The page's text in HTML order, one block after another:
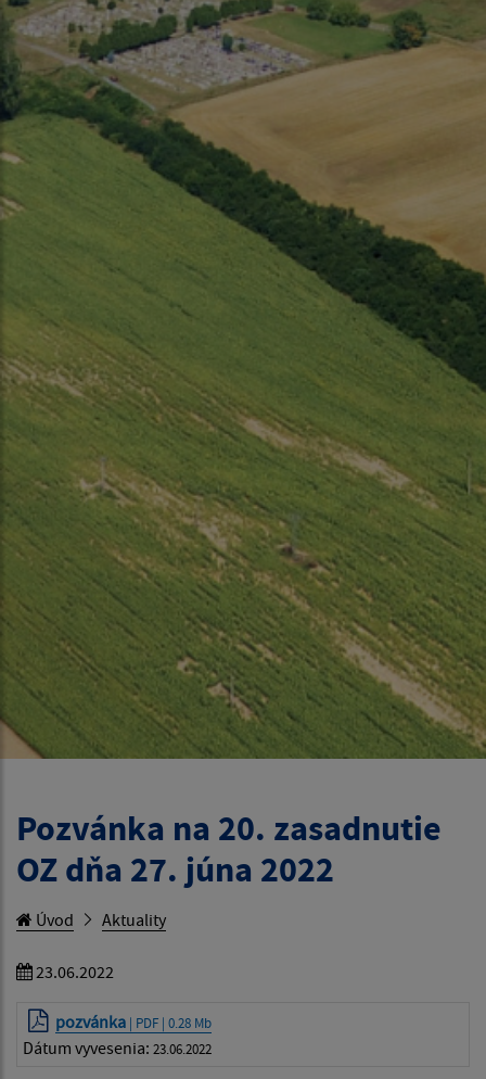
Pozvánka na 20. zasadnutie
OZ dňa 27. júna 2022
Úvod Aktuality
23.06.2022
pozvánka | PDF | 0.28 Mb
Dátum vyvesenia: 23.06.2022